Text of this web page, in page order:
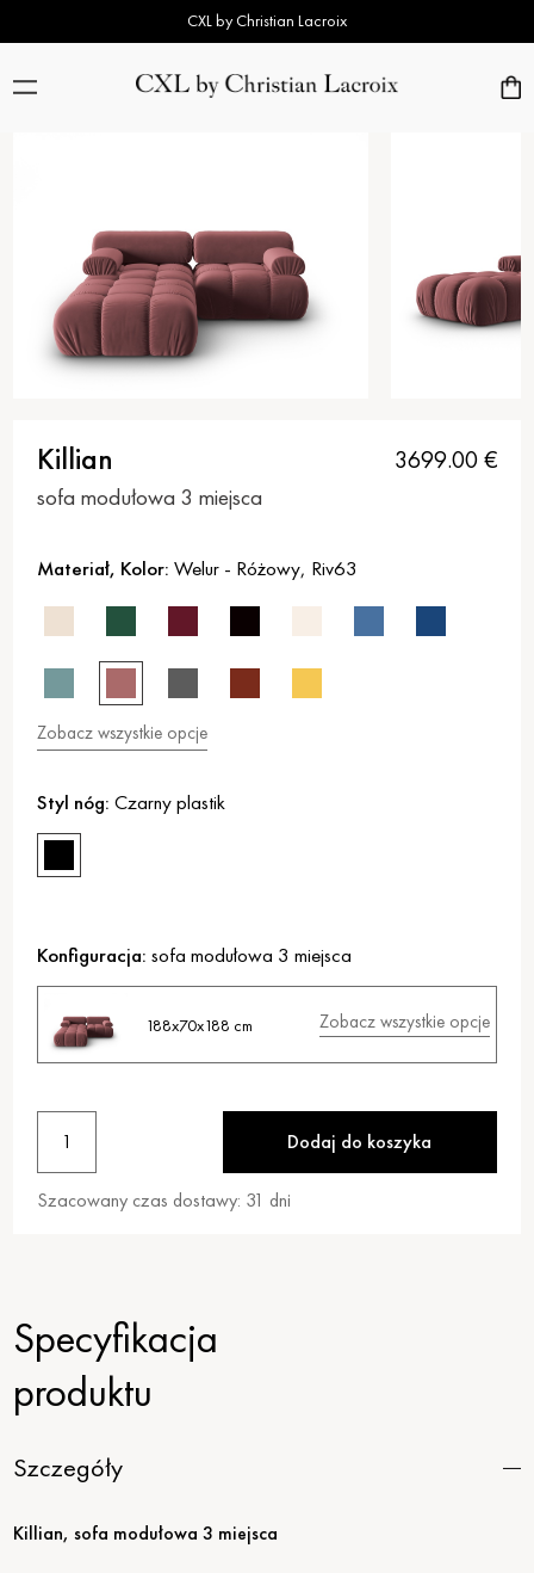
CXL by Christian Lacroix
Killian 3699.00€
sofa modułowa 3 miejsca
Materiał, Kolor: Welur - Różowy, Riv63
Zobacz wszystkie opcje
Styl nóg: Czarny plastik
Konfiguracja: sofa modułowa 3 miejsca
188x70x188 cm Zobacz wszystkie opcje
1 Dodaj do koszyka
Szacowany czas dostawy: 31 dni
Specyfikacja
produktu
Szczegóły
Killian, sofa modułowa 3 miejsca